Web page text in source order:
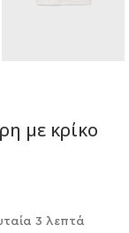
με κρίκο
3 λεπτά